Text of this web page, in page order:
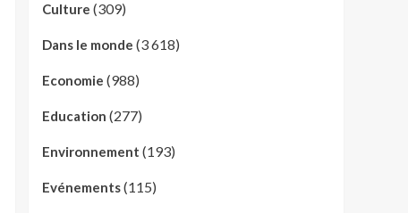
Culture (309)
Dans le monde (3 618)
Economie (988)
Education (277)
Environnement (193)
Evénements(115)